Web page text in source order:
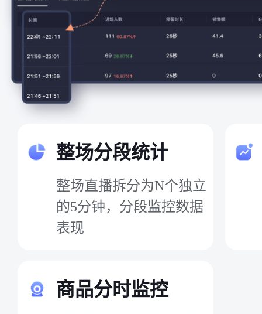
整场分段统计
整场直播拆分为N个独立
的5分钟，分段监控数据
表现
商品分时监控